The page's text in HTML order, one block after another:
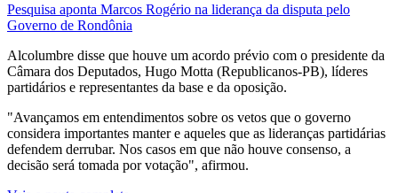
Pesquisa aponta Marcos Rogério na liderança da disputa pelo
Governo de Rondônia
Alcolumbre disse que houve um acordo prévio com o presidente da
Câmara dos Deputados, Hugo Motta (Republicanos-PB), líderes
partidários e representantes da base e da oposição.
"Avançamos em entendimentos sobre os vetos que o governo
considera importantes manter e aqueles que as lideranças partidárias
defendem derrubar. Nos casos em que não houve consenso, a
decisão será tomada por votação", afirmou.